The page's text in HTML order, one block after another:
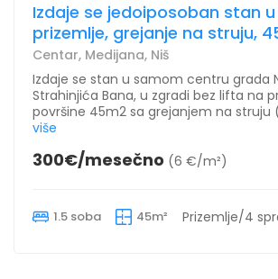
Izdaje se jedoiposoban stan
prizemlje, grejanje na struju,
Centar, Medijana, Niš
Izdaje se stan u samom centru grada
Strahinjića Bana, u zgradi bez lifta na
površine 45m2 sa grejanjem na struju
više
300€/mesečno (6 €/m²)
1.5 soba 45m² Prizemlje/4